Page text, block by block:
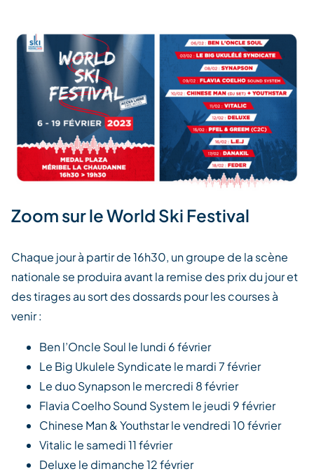
Zoom sur le World Ski Festival
Chaque jour à partir de 16h30, un groupe de la scène
nationale se produira avant la remise des prix du jour et
des tirages au sort des dossards pour les courses à
venir :
Ben l’Oncle Soul le lundi 6 février
Le Big Ukulele Syndicate le mardi 7 février
Le duo Synapson le mercredi 8 février
Flavia Coelho Sound System le jeudi 9 février
Chinese Man & Youthstar le vendredi 10 février
Vitalic le samedi 11 février
Deluxe le dimanche 12 février